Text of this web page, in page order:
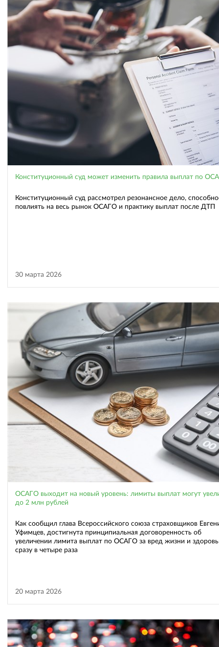
Конституционный суд может изменить правила выплат по
Конституционный суд рассмотрел резонансное дело,
повлиять на весь рынок ОСАГО и практику выплат после ДТП
30 марта 2026
ОСАГО выходит на новый уровень: лимиты выплат могут
до 2 млн рублей
Как сообщил глава Всероссийского союза страховщиков
Уфимцев, достигнута принципиальная договоренность об
увеличении лимита выплат по ОСАГО за вред жизни и
сразу в четыре раза
20 марта 2026